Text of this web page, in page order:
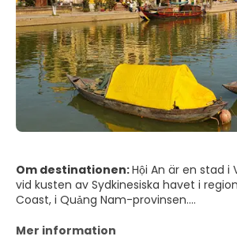
Om destinationen:Hội An är en stad i
vid kusten av Sydkinesiska havet i
Coast, i Quảng Nam-provinsen.
Hội An erkänns som ett världsarv av
Mer information